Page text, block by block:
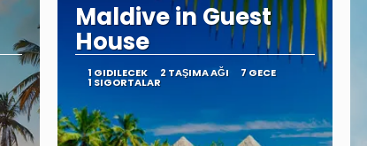
Maldive in Guest
House
1 GIDILECEK 2 TAŞIMA AĞI 7 GECE
1 SIGORTALAR